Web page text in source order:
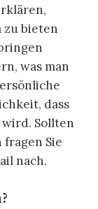
zu bieten
was man
dass
Sollten
Sie
nach.